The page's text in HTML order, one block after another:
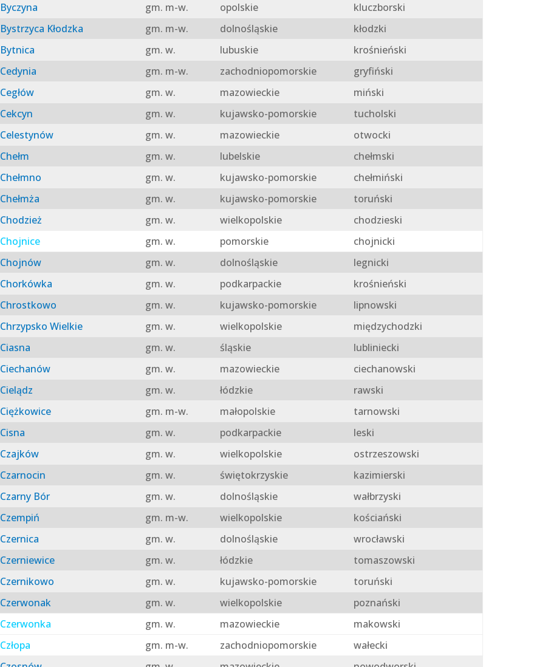
Byczyna
gm. m-w. opolskie
kluczborski
Bystrzyca Kłodzka
gm. m-w. dolnośląskie
kłodzki
Bytnica
gm. w. lubuskie
krośnieński
Cedynia
gm. m-w. zachodniopomorskie
gryfiński
Cegłów
gm. w. mazowieckie
miński
Cekcyn
gm. w. kujawsko-pomorskie
tucholski
Celestynów
gm. w. mazowieckie
otwocki
Chełm
gm. w. lubelskie
chełmski
Chełmno
gm. w. kujawsko-pomorskie
chełmiński
Chełmża
gm. w. kujawsko-pomorskie
toruński
Chodzież
gm. w. wielkopolskie
chodzieski
Chojnice
gm. w. pomorskie
chojnicki
Chojnów
gm. w. dolnośląskie
legnicki
Chorkówka
gm. w. podkarpackie
krośnieński
Chrostkowo
gm. w. kujawsko-pomorskie
lipnowski
Chrzypsko Wielkie
gm. w. wielkopolskie
międzychodzki
Ciasna
gm. w. śląskie
lubliniecki
Ciechanów
gm. w. mazowieckie
ciechanowski
Cielądz
gm. w. łódzkie
rawski
Ciężkowice
gm. m-w. małopolskie
tarnowski
Cisna
gm. w. podkarpackie
leski
Czajków
gm. w. wielkopolskie
ostrzeszowski
Czarnocin
gm. w. świętokrzyskie
kazimierski
Czarny Bór
gm. w. dolnośląskie
wałbrzyski
Czempiń
gm. m-w. wielkopolskie
kościański
Czernica
gm. w. dolnośląskie
wrocławski
Czerniewice
gm. w. łódzkie
tomaszowski
Czernikowo
gm. w. kujawsko-pomorskie
toruński
Czerwonak
gm. w. wielkopolskie
poznański
Czerwonka
gm. w. mazowieckie
makowski
Człopa
gm. m-w. zachodniopomorskie
wałecki